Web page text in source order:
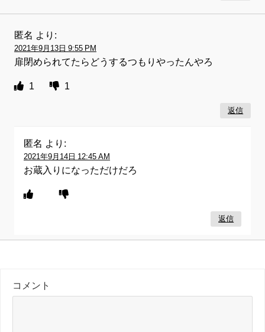
匿名 より:
2021年9月13日 9:55 PM
扉閉められてたらどうするつもりやったんやろ
1 1
返信
匿名 より:
2021年9月14日 12:45 AM
お蔵入りになっただけだろ
返信
コメント